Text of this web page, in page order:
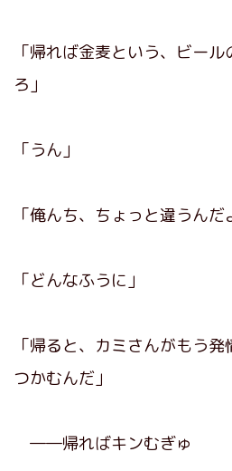
「帰れば金麦という、ビー
ろ」
「うん」
「俺んち、ちょっと違うんだ
「どんなふうに」
「帰ると、カミさんがもう
つかむんだ」
――帰ればキンむぎゅ